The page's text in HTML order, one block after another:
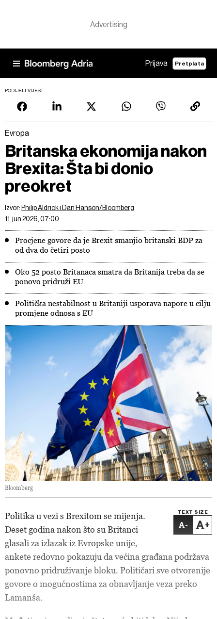
Prijava Pretplata
PODIJELI VIJEST
Evropa
Britanska ekonomija nakon
Brexita: Šta bi donio
preokret
Izvor: Philip Aldrick i Dan Hanson/Bloomberg
11. jun 2026, 07:00
Procjene govore da je Brexit smanjio britanski BDP za
od dva do četiri posto
Oko 52 posto Britanaca smatra da Britanija treba da se
ponovo pridruži EU
Politička nestabilnost u Britaniji usporava napore u cilju
promjene odnosa s EU
Bloomberg
TEXT SIZE
- +
Politika u vezi s Brexitom se mijenja.
Deset godina nakon što su Britanci
glasali za izlazak iz Evropske unije,
ankete redovno pokazuju da većina građana podržava
ponovno pridruživanje bloku. Političari sve otvorenije
govore o mogućnostima za obnavljanje veza preko
Lamanša.